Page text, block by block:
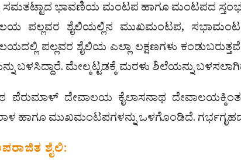
ಭಾವಣಿಯ ಮಂಟಪ ಹಾಗೂ ಮಂಟಪದ
ಪಲ್ಲವರ ಶೈಲಿಯಲ್ಲಿನ ಮುಖಮಂಟಪ,
ಪಲ್ಲವರ ಶೈಲಿಯ ಎಲ್ಲಾ ಲಕ್ಷಣಗಳು
ಬಳಸಿದ್ದಾರೆ. ಮೇಲ್ಕಟ್ಟಡಕ್ಕೆ ಮರಳು ಶಿಲೆಯನ್ನು
ಪೆರುಮಾಳ್ ದೇವಾಲಯ ಕೈಲಾಸನಾಥ
ಹಾಗೂ ಮುಖಮಂಟಪಗಳನ್ನು ಒಳಗೊಂಡಿದೆ. ಗರ್ಭಗೃಹದ
ಶೈಲಿ: